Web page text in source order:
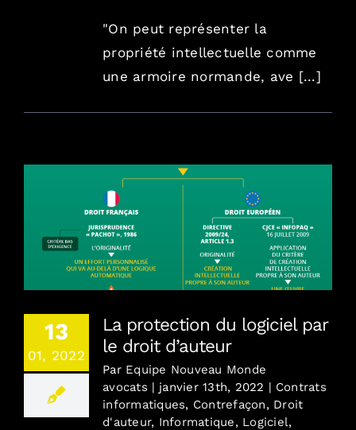
"On peut représenter la
propriété intellectuelle comme
une armoire normande, ave [...]
La protection du logiciel par le droit d’auteur
13
01, 2022
La protection du logiciel par
le droit d’auteur
Par Equipe Nouveau Monde
avocats | janvier 13th, 2022 | Contrats
informatiques, Contrefaçon, Droit
d'auteur, Informatique, Logiciel,